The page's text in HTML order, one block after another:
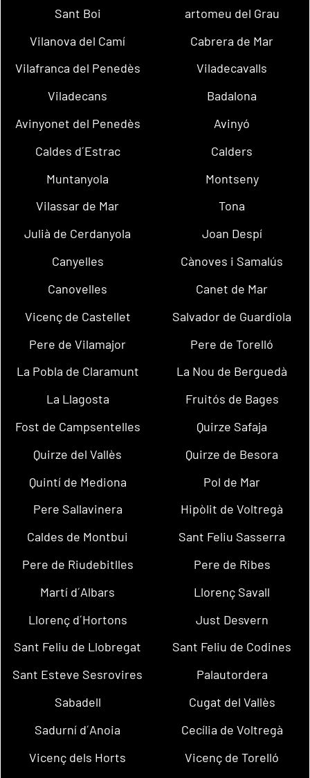
Sant Boi
artomeu del Grau
Vilanova del Camí
Cabrera de Mar
Vilafranca del Penedès
Viladecavalls
Viladecans
Badalona
Avinyonet del Penedès
Avinyó
Caldes d´Estrac
Calders
Muntanyola
Montseny
Vilassar de Mar
Tona
Julià de Cerdanyola
Joan Despí
Canyelles
Cànoves i Samalús
Canovelles
Canet de Mar
Vicenç de Castellet
Salvador de Guardiola
Pere de Vilamajor
Pere de Torelló
La Pobla de Claramunt
La Nou de Berguedà
La Llagosta
Fruitós de Bages
Fost de Campsentelles
Quirze Safaja
Quirze del Vallès
Quirze de Besora
Quintí de Mediona
Pol de Mar
Pere Sallavinera
Hipòlit de Voltregà
Caldes de Montbui
Sant Feliu Sasserra
Pere de Riudebitlles
Pere de Ribes
Martí d´Albars
Llorenç Savall
Llorenç d´Hortons
Just Desvern
Sant Feliu de Llobregat
Sant Feliu de Codines
Sant Esteve Sesrovires
Palautordera
Sabadell
Cugat del Vallès
Sadurní d´Anoia
Cecília de Voltregà
Vicenç dels Horts
Vicenç de Torelló